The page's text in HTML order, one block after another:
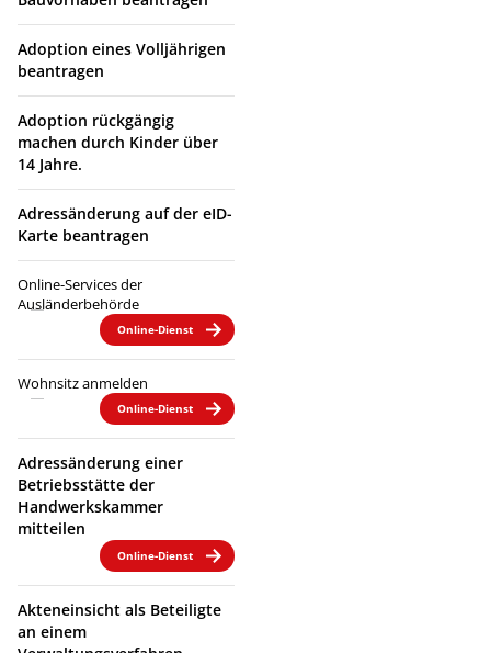
Adoption eines Volljährigen
beantragen
Adoption rückgängig
machen durch Kinder über
14 Jahre.
Adressänderung auf der eID-
Karte beantragen
Online-Services der
Ausländerbehörde
Online-Dienst
Wohnsitz anmelden
Online-Dienst
Adressänderung einer
Betriebsstätte der
Handwerkskammer
mitteilen
Online-Dienst
Akteneinsicht als Beteiligte
an einem